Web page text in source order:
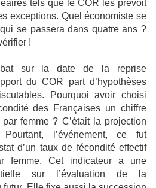
tels que le COR les prévoit
exceptions. Quel économiste se
se passera dans quatre ans ?
!
sur la date de la reprise
du COR part d’hypothèses
Pourquoi avoir choisi
des Françaises un chiffre
femme ? C’était la projection
l’événement, ce fut
d’un taux de fécondité effectif
femme. Cet indicateur a une
sur l’évaluation de la